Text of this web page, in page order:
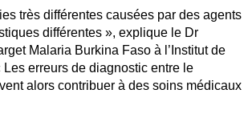
très différentes causées par des agents
différentes », explique le Dr
Malaria Burkina Faso à l’Institut de
erreurs de diagnostic entre le
alors contribuer à des soins médicaux